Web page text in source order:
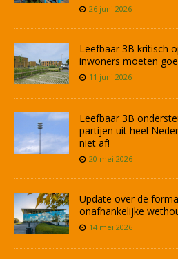
26 juni 2026
Leefbaar 3B kritisch
inwoners moeten
11 juni 2026
Leefbaar 3B
partijen uit heel
niet af!
20 mei 2026
Update over de
onafhankelijke
14 mei 2026